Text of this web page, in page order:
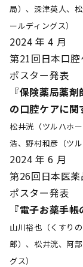
局）、深津英人、
ールディングス）
2024 年 4 月
第21回日本口腔
ポスター発表
『保険薬局薬
の口腔ケアに関
松井洸（ツルハホ
浩、野村和彦（ツ
2024 年 6 月
第26回日本医薬
ポスター発表
『電子お薬手
山川裕也（くすり
郎）、松井洸、阿
グス）